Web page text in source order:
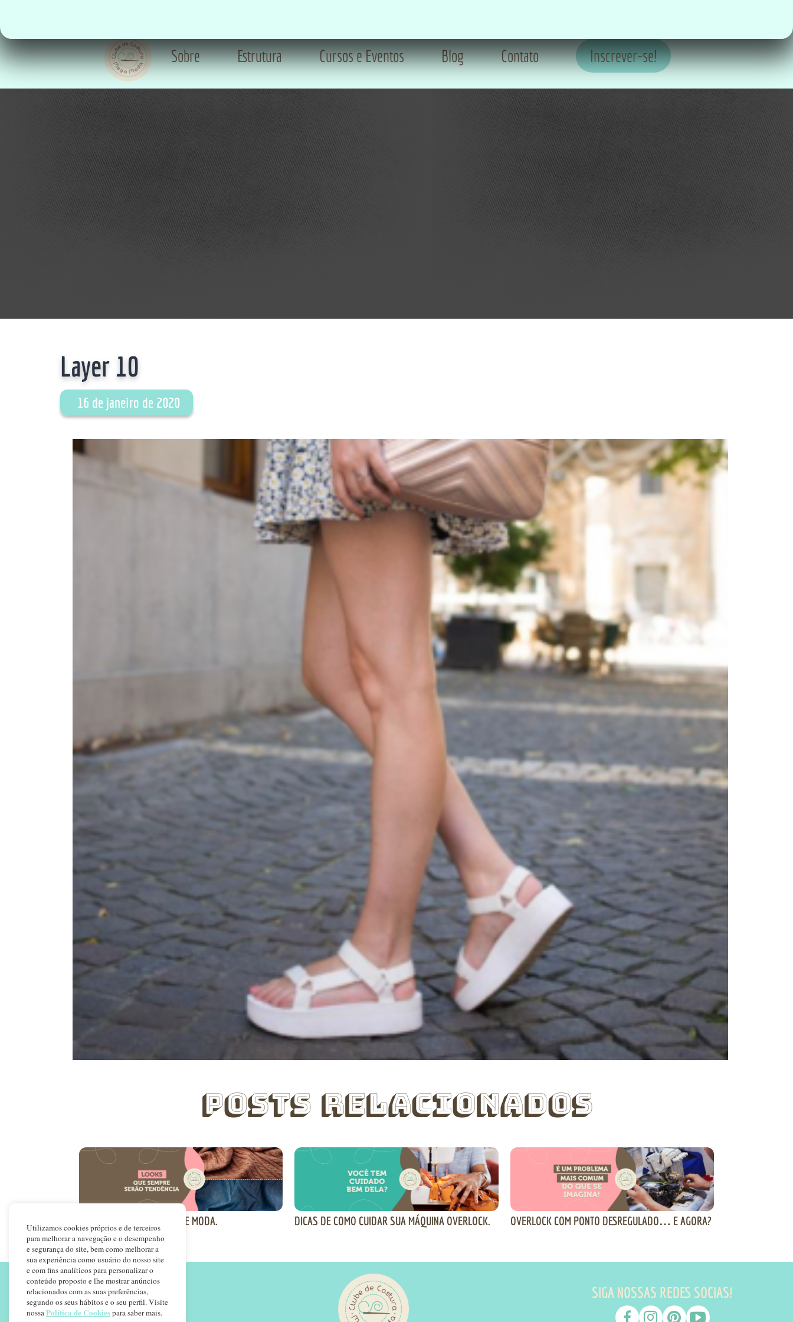
Sobre Estrutura Cursos e Eventos Blog Contato Inscrever-se!
Layer 10
16 de janeiro de 2020
Posts Relacionados
LOOKS QUE NUNCA SAEM DE MODA. DICAS DE COMO CUIDAR SUA MÁQUINA OVERLOCK. OVERLOCK COM PONTO DESREGULADO… E AGORA?
Inscrever-se!
SIGA NOSSAS REDES SOCIAS!
Utilizamos cookies próprios e de terceiros
para melhorar a navegação e o desempenho
e segurança do site, bem como melhorar a
sua experiência como usuário do nosso site
e com fins analíticos para personalizar o
conteúdo proposto e lhe mostrar anúncios
relacionados com as suas preferências,
segundo os seus hábitos e o seu perfil. Visite
nossaPolítica de Cookiespara saber mais.